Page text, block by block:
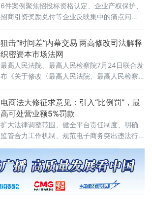
6件案例聚焦招投标资格认定、企业产权保护、
招商引资奖励兑付等企业反映集中的痛点问
不当行为“亮剑”，为纵深推进全国统一大市场建
设提供了坚实的法治保障。数据显示，2026年1
至6月，全国各级行政复议机构依法履行监督职
狙击“时间差”内幕交易 两高修改司法解释
织密资本市场法网
最高人民法院、最高人民检察院7月24日联合发
布《关于修改〈最高人民法院、最高人民检察
具体应用法律若干问题的解释〉的决定》（法
释〔2026〕13号）。修改决定已分别经最高人
民法院审判委员会第1961次会议、最高人民检
察院第十四届检察委员会第七十五次会议通
过，自2026年7月27日起施行。此次修改距
2012年《关于办理内幕交易、泄
电商法大修征求意见：引入“比例罚”，最
高可处营业额5%罚款
扩大法律调整范围、健全平台责任制度、明确
监管合力工作机制、规范电子商务突出违法行